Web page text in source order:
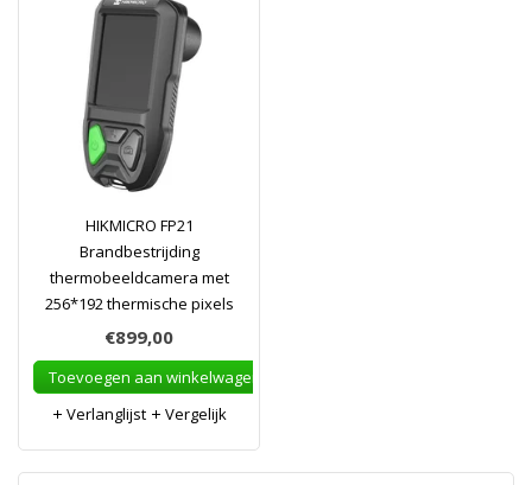
HIKMICRO FP21
Brandbestrijding
thermobeeldcamera met
256*192 thermische pixels
€899,00
Toevoegen aan winkelwagen
Verlanglijst
Vergelijk